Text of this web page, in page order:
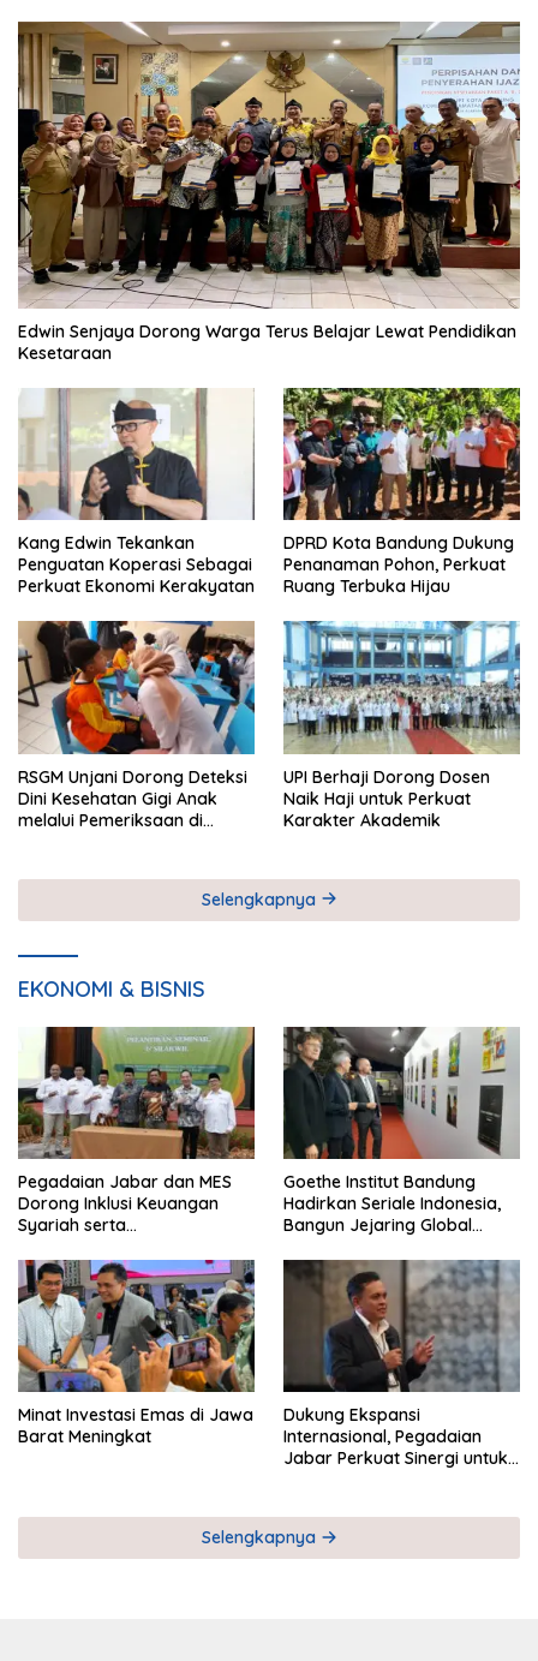
Edwin Senjaya Dorong Warga Terus Belajar Lewat Pendidikan
Kesetaraan
Kang Edwin Tekankan
Penguatan Koperasi Sebagai
Perkuat Ekonomi Kerakyatan
DPRD Kota Bandung Dukung
Penanaman Pohon, Perkuat
Ruang Terbuka Hijau
RSGM Unjani Dorong Deteksi
Dini Kesehatan Gigi Anak
melalui Pemeriksaan di
UPI Berhaji Dorong Dosen
Naik Haji untuk Perkuat
Karakter Akademik
Selengkapnya
EKONOMI & BISNIS
Pegadaian Jabar dan MES
Dorong Inklusi Keuangan
Syariah serta
Goethe Institut Bandung
Hadirkan Seriale Indonesia,
Bangun Jejaring Global
Minat Investasi Emas di Jawa
Barat Meningkat
Dukung Ekspansi
Internasional, Pegadaian
Jabar Perkuat Sinergi untuk
Selengkapnya